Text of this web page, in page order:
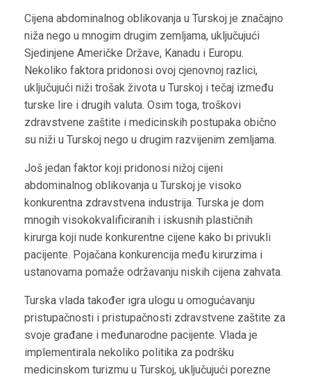
Cijena abdominalnog oblikovanja u Turskoj je značajno
niža nego u mnogim drugim zemljama, uključujući
Sjedinjene Američke Države, Kanadu i Europu.
Nekoliko faktora pridonosi ovoj cjenovnoj razlici,
uključujući niži trošak života u Turskoj i tečaj između
turske lire i drugih valuta. Osim toga, troškovi
zdravstvene zaštite i medicinskih postupaka obično
su niži u Turskoj nego u drugim razvijenim zemljama.
Još jedan faktor koji pridonosi nižoj cijeni
abdominalnog oblikovanja u Turskoj je visoko
konkurentna zdravstvena industrija. Turska je dom
mnogih visokokvalificiranih i iskusnih plastičnih
kirurga koji nude konkurentne cijene kako bi privukli
pacijente. Pojačana konkurencija među kirurzima i
ustanovama pomaže održavanju niskih cijena zahvata.
Turska vlada također igra ulogu u omogućavanju
pristupačnosti i pristupačnosti zdravstvene zaštite za
svoje građane i međunarodne pacijente. Vlada je
implementirala nekoliko politika za podršku
medicinskom turizmu u Turskoj, uključujući porezne